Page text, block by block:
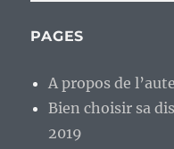
PAGES
A propos de
Bien choisir sa
2019